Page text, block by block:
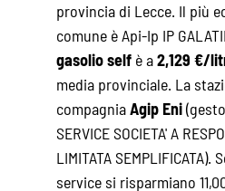
provincia di Lecce. Il più
comune è Api-Ip IP
gasolio self è a2,129 €/
media provinciale. La
compagniaAgip Eni
SERVICE SOCIETA' A
LIMITATA
service si risparmiano